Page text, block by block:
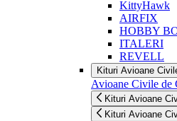
KittyHawk
AIRFIX
HOBBY
ITALERI
REVELL
Kituri Avioane
Avioane Civile de
Kituri Avioane
Kituri Avioane